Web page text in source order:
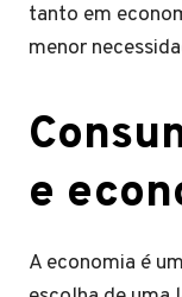
tanto em
menor
e
A economia é